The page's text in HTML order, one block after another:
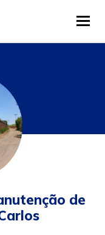
de